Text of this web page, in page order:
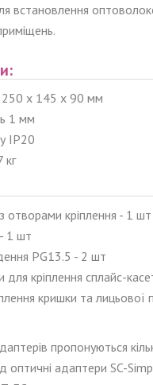
встановлення
250 х 145 х 90 мм
1 мм
IP20
кг
отворами кріплення - 1 шт
1 шт
PG13.5 - 2 шт
для кріплення сплайс-
кришки та лицьової
пропонуються
оптичні адаптери SC-